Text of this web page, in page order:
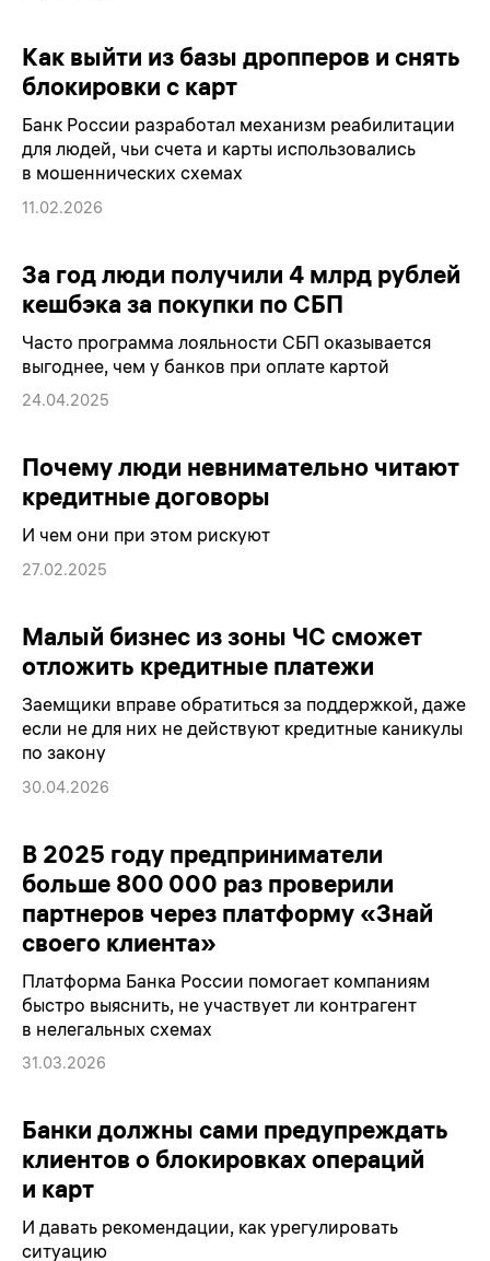
Как выйти из базы дропперов и снять
блокировки с карт
Банк России разработал механизм реабилитации
для людей, чьи счета и карты использовались
в мошеннических схемах
11.02.2026
За год люди получили 4 млрд рублей
кешбэка за покупки по СБП
Часто программа лояльности СБП оказывается
выгоднее, чем у банков при оплате картой
24.04.2025
Почему люди невнимательно читают
кредитные договоры
И чем они при этом рискуют
27.02.2025
Малый бизнес из зоны ЧС сможет
отложить кредитные платежи
Заемщики вправе обратиться за поддержкой, даже
если не для них не действуют кредитные каникулы
по закону
30.04.2026
В 2025 году предприниматели
больше 800 000 раз проверили
партнеров через платформу «Знай
своего клиента»
Платформа Банка России помогает компаниям
быстро выяснить, не участвует ли контрагент
в нелегальных схемах
31.03.2026
Банки должны сами предупреждать
клиентов о блокировках операций
и карт
И давать рекомендации, как урегулировать
ситуацию